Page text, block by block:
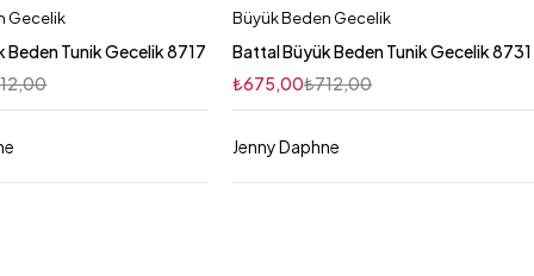
4XL
Gecelik
Beden Tunik Gecelik 8717
4XL
3XL
Büyük Beden Gecelik
Battal Büyük Beden Tunik Gecelik 8731
₺712,00
₺675,00
Jenny Daphne